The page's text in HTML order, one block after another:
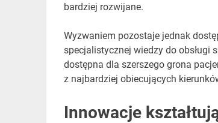
bardziej rozwijane.
Wyzwaniem pozostaje jednak
specjalistycznej wiedzy do obsługi
dostępna dla szerszego grona
z najbardziej obiecujących
Innowacje